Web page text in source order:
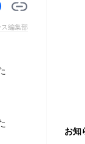
編集部
お知